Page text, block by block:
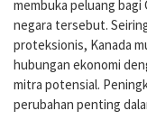
membuka peluang
negara tersebut.
proteksionis, Kanada
hubungan ekonomi
mitra potensial.
perubahan penting